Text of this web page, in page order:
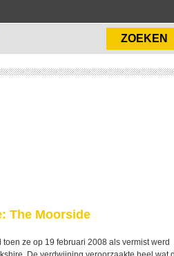
The Moorside
ze op 19 februari 2008 als vermist werd